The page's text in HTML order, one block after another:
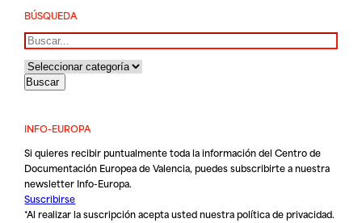
BÚSQUEDA
Buscar
INFO-EUROPA
Si quieres recibir puntualmente toda la información del Centro de
Documentación Europea de Valencia, puedes subscribirte a nuestra
newsletter Info-Europa.
Suscribirse
*Al realizar la suscripción acepta usted nuestrapolítica de privacidad.